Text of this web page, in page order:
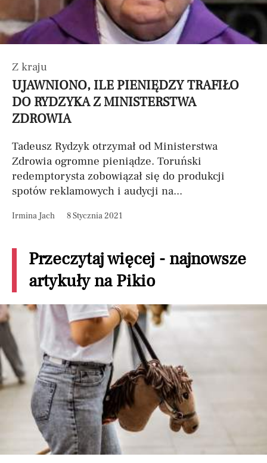
Z kraju
UJAWNIONO, ILE PIENIĘDZY TRAFIŁO
DO RYDZYKA Z MINISTERSTWA
ZDROWIA
Tadeusz Rydzyk otrzymał od Ministerstwa
Zdrowia ogromne pieniądze. Toruński
redemptorysta zobowiązał się do produkcji
spotów reklamowych i audycji na...
Irmina Jach 8 Stycznia 2021
Przeczytaj więcej - najnowsze
artykuły na Pikio